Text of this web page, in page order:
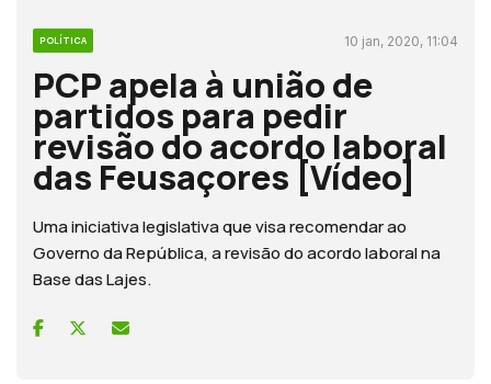
POLÍTICA 10 jan, 2020, 11:04
PCP apela à união de
partidos para pedir
revisão do acordo laboral
das Feusaçores [Vídeo]
Uma iniciativa legislativa que visa recomendar ao
Governo da República, a revisão do acordo laboral na
Base das Lajes.